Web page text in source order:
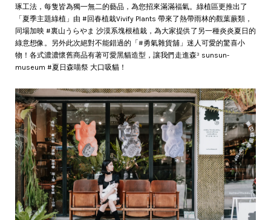
琢工法，每隻皆為獨一無二的藝品，為您招來滿滿福氣。綠植區更推出了
「夏季主題綠植」由 #回春植栽Vivify Plants 帶來了熱帶雨林的觀葉蕨類，
同場加映 #裏山うらやま 沙漠系塊根植栽，為大家提供了另一種炎炎夏日的
綠意想像。另外此次絕對不能錯過的「#勇氣雜貨舖」迷人可愛的驚喜小
物！各式濃濃懷舊商品有著可愛黑貓造型，讓我們走進森³ sunsun-
museum #夏日森喵祭 大口吸貓！